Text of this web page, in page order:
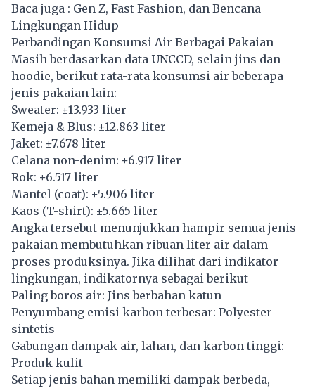
Baca juga : Gen Z, Fast Fashion, dan Bencana
Lingkungan Hidup
Perbandingan Konsumsi Air Berbagai Pakaian
Masih berdasarkan data UNCCD, selain jins dan
hoodie, berikut rata-rata konsumsi air beberapa
jenis pakaian lain:
Sweater: ±13.933 liter
Kemeja & Blus: ±12.863 liter
Jaket: ±7.678 liter
Celana non-denim: ±6.917 liter
Rok: ±6.517 liter
Mantel (coat): ±5.906 liter
Kaos (T-shirt): ±5.665 liter
Angka tersebut menunjukkan hampir semua jenis
pakaian membutuhkan ribuan liter air dalam
proses produksinya. Jika dilihat dari indikator
lingkungan, indikatornya sebagai berikut
Paling boros air: Jins berbahan katun
Penyumbang emisi karbon terbesar: Polyester
sintetis
Gabungan dampak air, lahan, dan karbon tinggi:
Produk kulit
Setiap jenis bahan memiliki dampak berbeda,